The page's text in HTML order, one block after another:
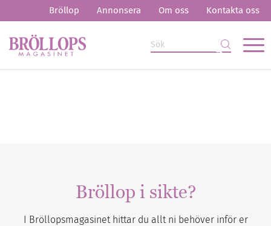
Bröllop Annonsera Om oss Kontakta oss
Bröllop i sikte?
I Bröllopsmagasinet hittar du allt ni behöver inför er